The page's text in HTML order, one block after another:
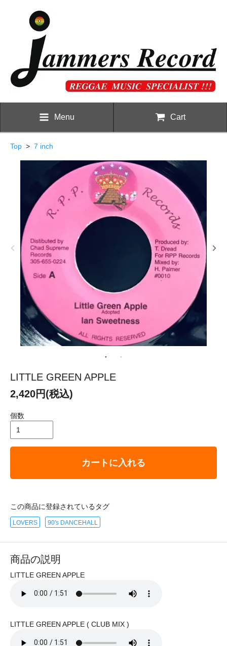
Menu Cart
Top > 7 inch
LITTLE GREEN APPLE
2,420円(税込)
個数
カートに入れる
この商品に登録されているタグ
LOVERS 90's DANCEHALL
商品の説明
LITTLE GREEN APPLE
LITTLE GREEN APPLE ( CLUB MIX )